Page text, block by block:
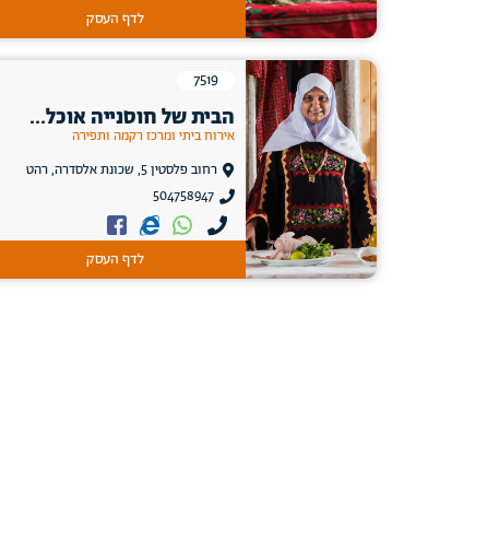
לדף העסק
7519
הבית של חוסנייה אוכל...
אירוח ביתי ומרכז רקמה ותפירה
רחוב פלסטין 5, שכונת אלסדרה, רהט
504758947
לדף העסק